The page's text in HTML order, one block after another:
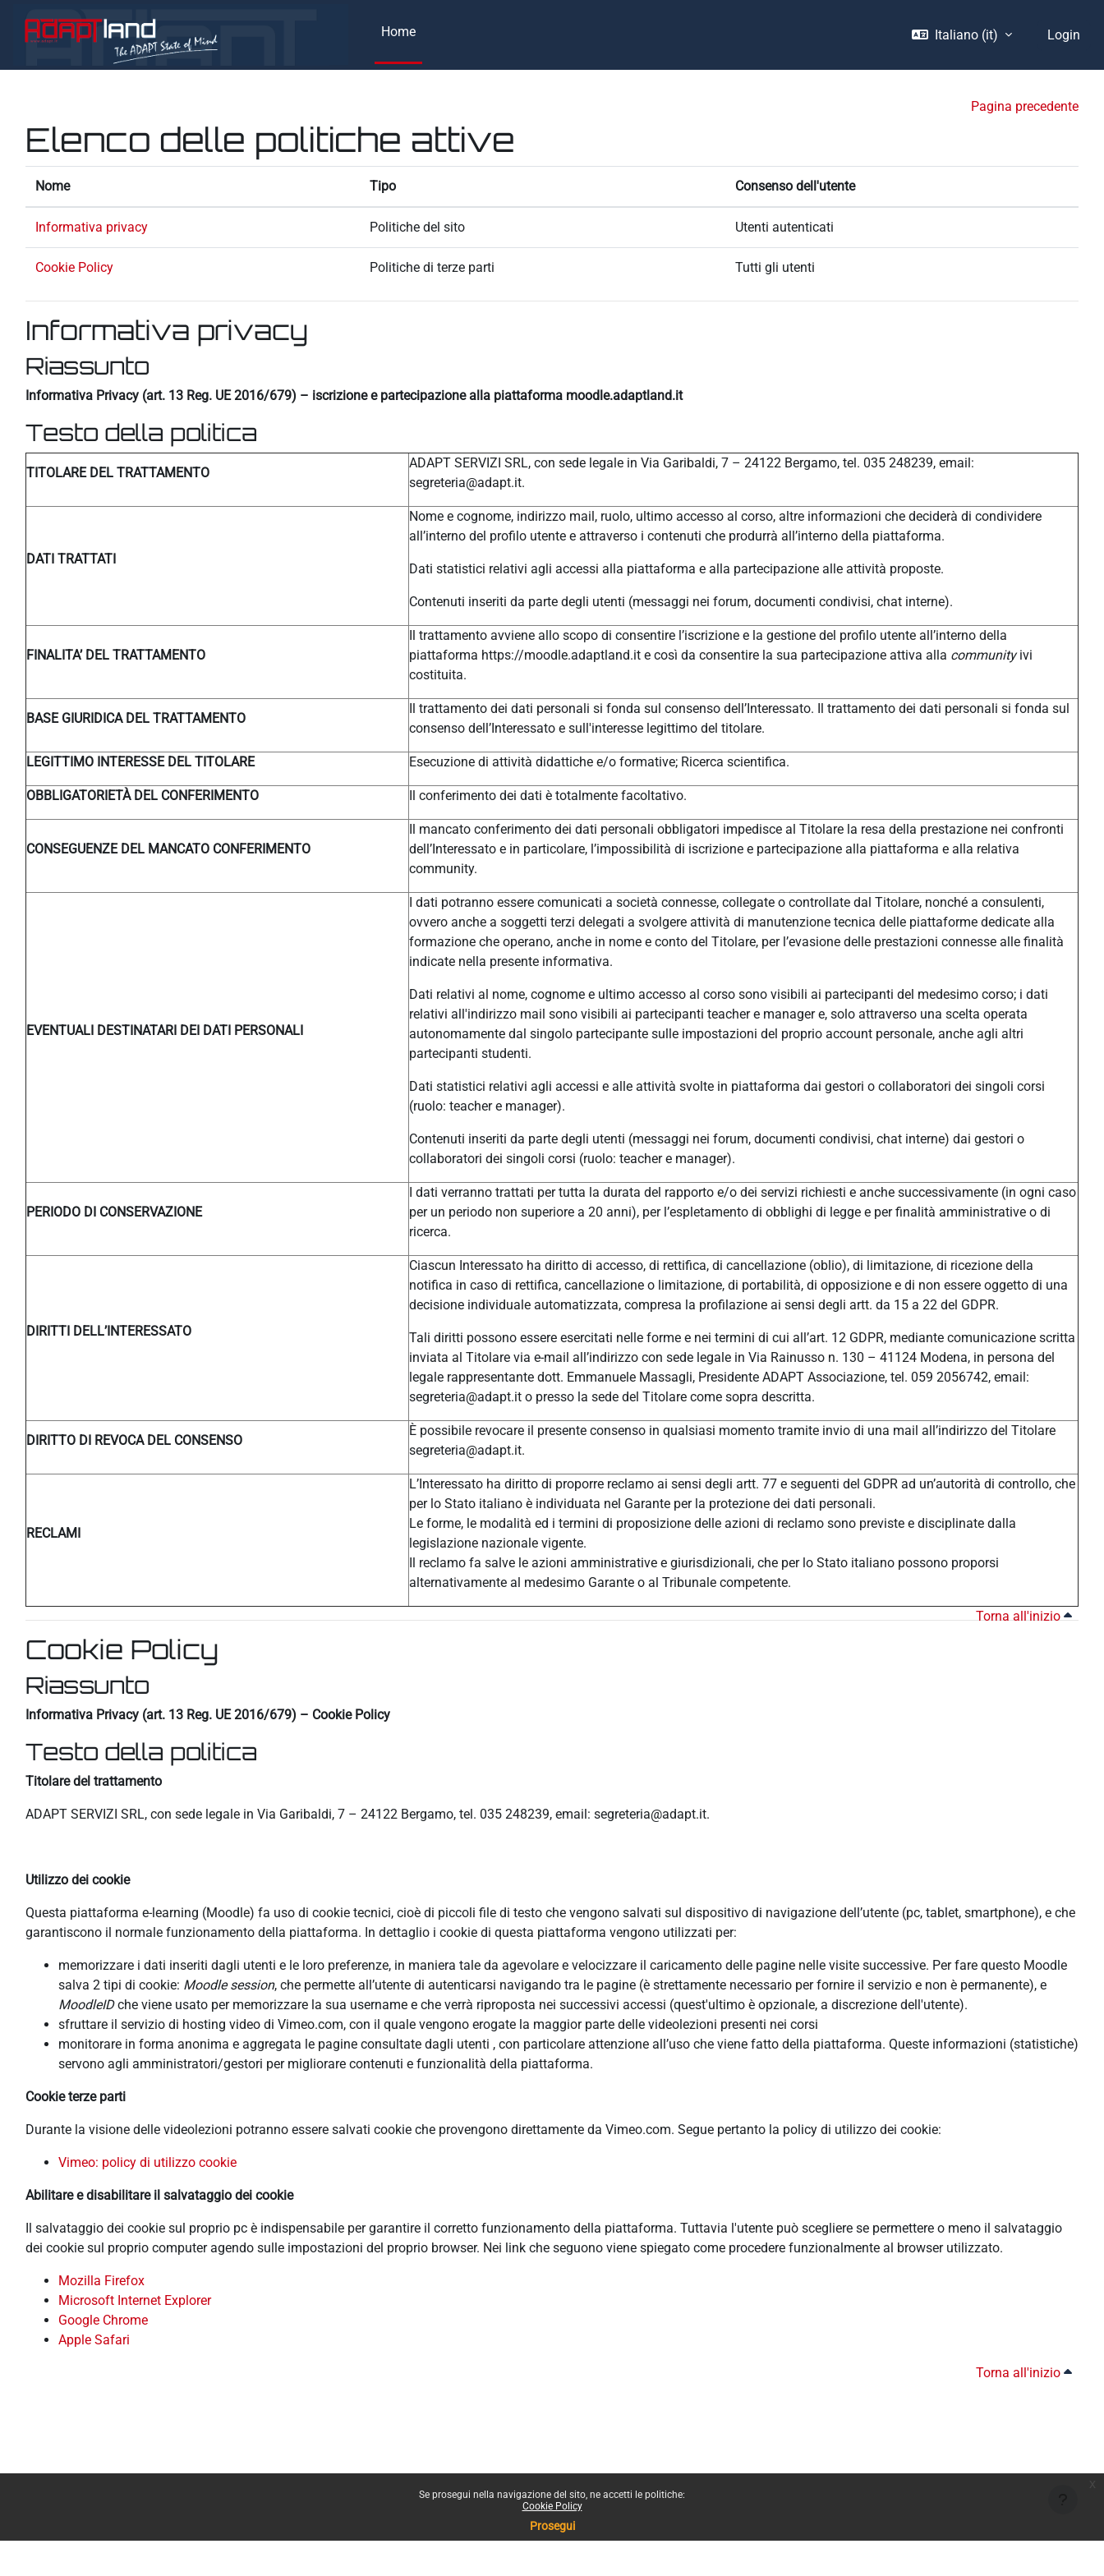
Se prosegui nella navigazione del sito, ne accetti le politiche:
Cookie Policy
Prosegui
Home Italiano ‎(it)‎ Login
Pagina precedente
Elenco delle politiche attive
Nome Tipo Consenso dell'utente
Informativa privacy Politiche del sito Utenti autenticati
Cookie Policy Politiche di terze parti Tutti gli utenti
Informativa privacy
Riassunto
Informativa Privacy (art. 13 Reg. UE 2016/679) – iscrizione e partecipazione alla piattaforma moodle.adaptland.it
Testo della politica
TITOLARE DEL TRATTAMENTO
ADAPT SERVIZI SRL, con sede legale in Via Garibaldi, 7 – 24122 Bergamo, tel. 035 248239, email:
segreteria@adapt.it.
DATI TRATTATI
Nome e cognome, indirizzo mail, ruolo, ultimo accesso al corso, altre informazioni che deciderà di condividere
all’interno del profilo utente e attraverso i contenuti che produrrà all’interno della piattaforma.
Dati statistici relativi agli accessi alla piattaforma e alla partecipazione alle attività proposte.
Contenuti inseriti da parte degli utenti (messaggi nei forum, documenti condivisi, chat interne).
FINALITA’ DEL TRATTAMENTO
Il trattamento avviene allo scopo di consentire l’iscrizione e la gestione del profilo utente all’interno della
piattaforma https://moodle.adaptland.it e così da consentire la sua partecipazione attiva alla communityivi
costituita.
BASE GIURIDICA DEL TRATTAMENTO
Il trattamento dei dati personali si fonda sul consenso dell’Interessato. Il trattamento dei dati personali si fonda sul
consenso dell’Interessato e sull'interesse legittimo del titolare.
LEGITTIMO INTERESSE DEL TITOLARE Esecuzione di attività didattiche e/o formative; Ricerca scientifica.
OBBLIGATORIETÀ DEL CONFERIMENTO Il conferimento dei dati è totalmente facoltativo.
CONSEGUENZE DEL MANCATO CONFERIMENTO
Il mancato conferimento dei dati personali obbligatori impedisce al Titolare la resa della prestazione nei confronti
dell’Interessato e in particolare, l’impossibilità di iscrizione e partecipazione alla piattaforma e alla relativa
community.
EVENTUALI DESTINATARI DEI DATI PERSONALI
I dati potranno essere comunicati a società connesse, collegate o controllate dal Titolare, nonché a consulenti,
ovvero anche a soggetti terzi delegati a svolgere attività di manutenzione tecnica delle piattaforme dedicate alla
formazione che operano, anche in nome e conto del Titolare, per l’evasione delle prestazioni connesse alle finalità
indicate nella presente informativa.
Dati relativi al nome, cognome e ultimo accesso al corso sono visibili ai partecipanti del medesimo corso; i dati
relativi all'indirizzo mail sono visibili ai partecipanti teacher e manager e, solo attraverso una scelta operata
autonomamente dal singolo partecipante sulle impostazioni del proprio account personale, anche agli altri
partecipanti studenti.
Dati statistici relativi agli accessi e alle attività svolte in piattaforma dai gestori o collaboratori dei singoli corsi
(ruolo: teacher e manager).
Contenuti inseriti da parte degli utenti (messaggi nei forum, documenti condivisi, chat interne) dai gestori o
collaboratori dei singoli corsi (ruolo: teacher e manager).
PERIODO DI CONSERVAZIONE
I dati verranno trattati per tutta la durata del rapporto e/o dei servizi richiesti e anche successivamente (in ogni caso
per un periodo non superiore a 20 anni), per l’espletamento di obblighi di legge e per finalità amministrative o di
ricerca.
DIRITTI DELL’INTERESSATO
Ciascun Interessato ha diritto di accesso, di rettifica, di cancellazione (oblio), di limitazione, di ricezione della
notifica in caso di rettifica, cancellazione o limitazione, di portabilità, di opposizione e di non essere oggetto di una
decisione individuale automatizzata, compresa la profilazione ai sensi degli artt. da 15 a 22 del GDPR.
Tali diritti possono essere esercitati nelle forme e nei termini di cui all’art. 12 GDPR, mediante comunicazione scritta
inviata al Titolare via e-mail all’indirizzo con sede legale in Via Rainusso n. 130 – 41124 Modena, in persona del
legale rappresentante dott. Emmanuele Massagli, Presidente ADAPT Associazione, tel. 059 2056742, email:
segreteria@adapt.it o presso la sede del Titolare come sopra descritta.
DIRITTO DI REVOCA DEL CONSENSO
È possibile revocare il presente consenso in qualsiasi momento tramite invio di una mail all’indirizzo del Titolare
segreteria@adapt.it.
RECLAMI
L’Interessato ha diritto di proporre reclamo ai sensi degli artt. 77 e seguenti del GDPR ad un’autorità di controllo, che
per lo Stato italiano è individuata nel Garante per la protezione dei dati personali.
Le forme, le modalità ed i termini di proposizione delle azioni di reclamo sono previste e disciplinate dalla
legislazione nazionale vigente.
Il reclamo fa salve le azioni amministrative e giurisdizionali, che per lo Stato italiano possono proporsi
alternativamente al medesimo Garante o al Tribunale competente.
Torna all'inizio
Cookie Policy
Riassunto
Informativa Privacy (art. 13 Reg. UE 2016/679) – Cookie Policy
Testo della politica
Titolare del trattamento
ADAPT SERVIZI SRL, con sede legale in Via Garibaldi, 7 – 24122 Bergamo, tel. 035 248239, email: segreteria@adapt.it.
Utilizzo dei cookie
Questa piattaforma e-learning (Moodle) fa uso di cookie tecnici, cioè di piccoli file di testo che vengono salvati sul dispositivo di navigazione dell’utente (pc, tablet, smartphone), e che
garantiscono il normale funzionamento della piattaforma. In dettaglio i cookie di questa piattaforma vengono utilizzati per:
memorizzare i dati inseriti dagli utenti e le loro preferenze, in maniera tale da agevolare e velocizzare il caricamento delle pagine nelle visite successive. Per fare questo Moodle
salva 2 tipi di cookie: Moodle session, che permette all’utente di autenticarsi navigando tra le pagine (è strettamente necessario per fornire il servizio e non è permanente), e
MoodleIDche viene usato per memorizzare la sua username e che verrà riproposta nei successivi accessi (quest'ultimo è opzionale, a discrezione dell'utente).
sfruttare il servizio di hosting video di Vimeo.com, con il quale vengono erogate la maggior parte delle videolezioni presenti nei corsi
monitorare in forma anonima e aggregata le pagine consultate dagli utenti , con particolare attenzione all’uso che viene fatto della piattaforma. Queste informazioni (statistiche)
servono agli amministratori/gestori per migliorare contenuti e funzionalità della piattaforma.
Cookie terze parti
Durante la visione delle videolezioni potranno essere salvati cookie che provengono direttamente da Vimeo.com. Segue pertanto la policy di utilizzo dei cookie:
Vimeo: policy di utilizzo cookie
Abilitare e disabilitare il salvataggio dei cookie
Il salvataggio dei cookie sul proprio pc è indispensabile per garantire il corretto funzionamento della piattaforma. Tuttavia l'utente può scegliere se permettere o meno il salvataggio
dei cookie sul proprio computer agendo sulle impostazioni del proprio browser. Nei link che seguono viene spiegato come procedere funzionalmente al browser utilizzato.
Mozilla Firefox
Microsoft Internet Explorer
Google Chrome
Apple Safari
Torna all'inizio